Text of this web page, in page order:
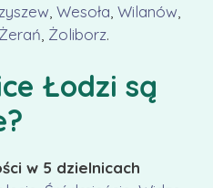
Wesoła Wilanów
Żerań Żoliborz.
Łodzi są
w 5 dzielnicach